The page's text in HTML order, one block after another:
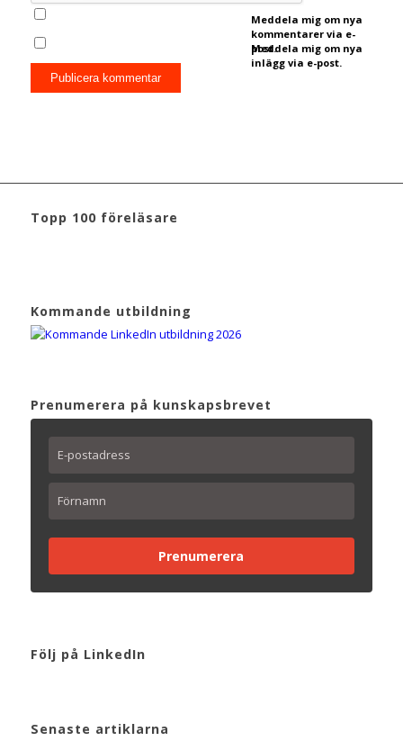
Meddela mig om nya
kommentarer via e-
post.
Meddela mig om nya
inlägg via e-post.
Topp 100 föreläsare
Kommande utbildning
Prenumerera på kunskapsbrevet
Prenumerera
Följ på LinkedIn
Senaste artiklarna